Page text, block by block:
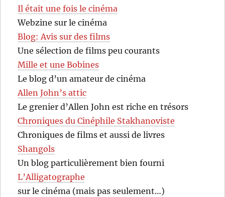
Il était une fois le cinéma
Webzine sur le cinéma
Blog: Avis sur des films
Une sélection de films peu courants
Mille et une Bobines
Le blog d’un amateur de cinéma
Allen John’s attic
Le grenier d’Allen John est riche en trésors
Chroniques du Cinéphile Stakhanoviste
Chroniques de films et aussi de livres
Shangols
Un blog particulièrement bien fourni
L’Alligatographe
sur le cinéma (mais pas seulement…)